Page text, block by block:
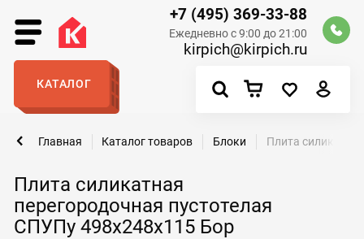
+7 (495) 369-33-88
Ежедневно с 9:00 до 21:00
kirpich@kirpich.ru
КАТАЛОГ
Плита силикатная
перегородочная пустотелая
СПУПу 498х248х115 Бор
Главная Каталог товаров Блоки Плита